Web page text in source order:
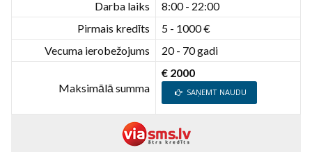
Darba laiks
8:00 - 22:00
Pirmais kredīts
5 - 1000 €
Vecuma ierobežojums
20 - 70 gadi
Maksimālā summa
€ 2000
SAŅEMT NAUDU